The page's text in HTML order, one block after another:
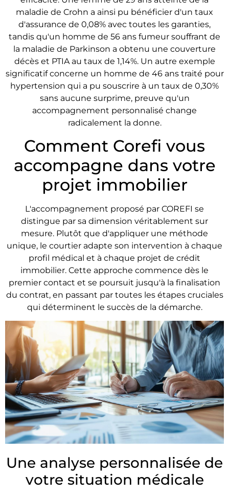
maladie de Crohn a ainsi pu bénéficier d'un taux
d'assurance de 0,08% avec toutes les garanties,
tandis qu'un homme de 56 ans fumeur souffrant de
la maladie de Parkinson a obtenu une couverture
décès et PTIA au taux de 1,14%. Un autre exemple
significatif concerne un homme de 46 ans traité pour
hypertension qui a pu souscrire à un taux de 0,30%
sans aucune surprime, preuve qu'un
accompagnement personnalisé change
radicalement la donne.
Comment Corefi vous
accompagne dans votre
projet immobilier
L'accompagnement proposé par COREFI se
distingue par sa dimension véritablement sur
mesure. Plutôt que d'appliquer une méthode
unique, le courtier adapte son intervention à chaque
profil médical et à chaque projet de crédit
immobilier. Cette approche commence dès le
premier contact et se poursuit jusqu'à la finalisation
du contrat, en passant par toutes les étapes cruciales
qui déterminent le succès de la démarche.
Une analyse personnalisée de
votre situation médicale